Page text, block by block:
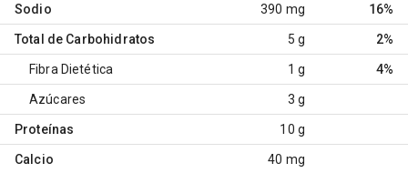
Sodio 390 mg 16%
Total de Carbohidratos 5 g 2%
Fibra Dietética 1 g 4%
Azúcares 3 g
Proteínas 10 g
Calcio 40 mg